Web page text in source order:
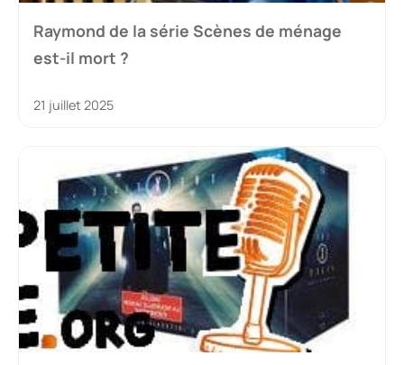
Raymond de la série Scènes de ménage
est-il mort ?
21 juillet 2025